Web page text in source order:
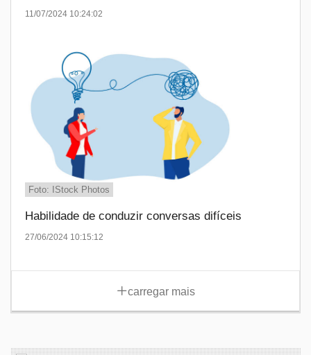
11/07/2024 10:24:02
Foto: IStock Photos
Habilidade de conduzir conversas difíceis
27/06/2024 10:15:12
carregar mais